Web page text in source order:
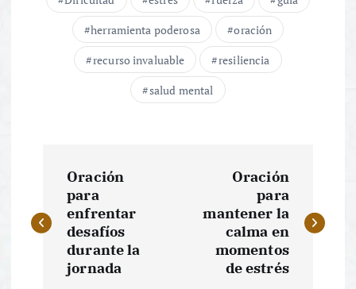
herramienta poderosa
oración
recurso invaluable
resiliencia
salud mental
a
v
Oración
para
enfrentar
desafíos
durante la
jornada
Oración
para
mantener la
calma en
momentos
de estrés